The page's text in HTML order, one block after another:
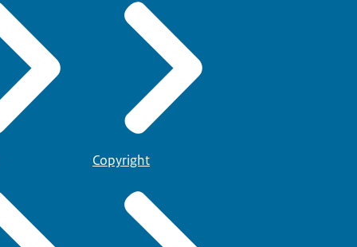
Copyright